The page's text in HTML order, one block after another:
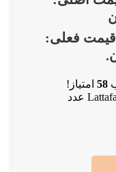
قیمت فعلی:
58 امتیاز!